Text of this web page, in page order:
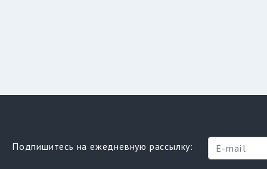
Подпишитесь на ежедневную рассылку: